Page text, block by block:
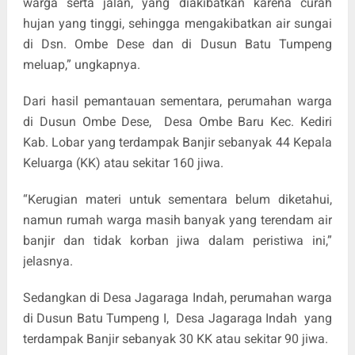
hujan yang tinggi, sehingga mengakibatkan air sungai
di Dsn. Ombe Dese dan di Dusun Batu Tumpeng
meluap,” ungkapnya.
Dari hasil pemantauan sementara, perumahan warga
di Dusun Ombe Dese, Desa Ombe Baru Kec. Kediri
Kab. Lobar yang terdampak Banjir sebanyak 44 Kepala
Keluarga (KK) atau sekitar 160 jiwa.
“Kerugian materi untuk sementara belum diketahui,
namun rumah warga masih banyak yang terendam air
banjir dan tidak korban jiwa dalam peristiwa ini,”
jelasnya.
Sedangkan di Desa Jagaraga Indah, perumahan warga
di Dusun Batu Tumpeng I, Desa Jagaraga Indah yang
terdampak Banjir sebanyak 30 KK atau sekitar 90 jiwa.